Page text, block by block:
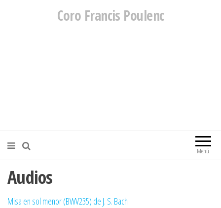
Coro Francis Poulenc
Menú
Audios
Misa en sol menor (BWV235) de J. S. Bach